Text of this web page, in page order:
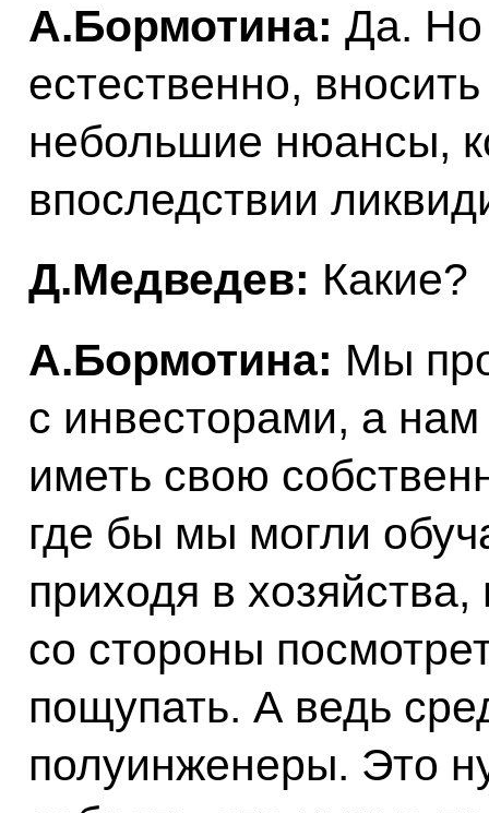
А.Бормотина: Да. Но
естественно,
небольшие нюансы,
впоследствии
Д.Медведев: Какие?
А.Бормотина: Мы
с инвесторами, а
иметь свою
где бы мы могли
приходя в
со стороны
пощупать. А ведь
полуинженеры. Это